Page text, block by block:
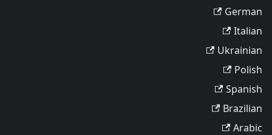
German
Italian
Ukrainian
Polish
Spanish
Brazilian
Arabic